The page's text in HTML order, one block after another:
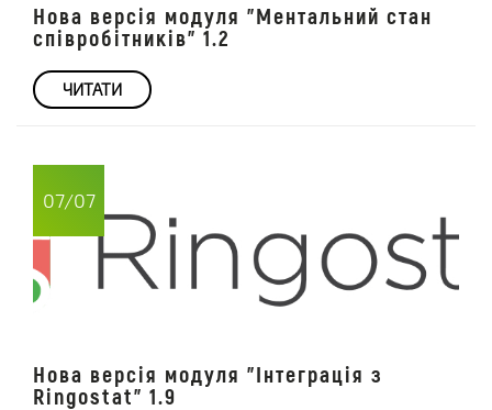
Нова версія модуля "Ментальний стан
співробітників" 1.2
ЧИТАТИ
07/07
Нова версія модуля "Інтеграція з
Ringostat" 1.9